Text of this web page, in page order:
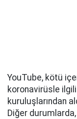
YouTube, kötü
koronavirüsle ilgili
kuruluşlarından
Diğer